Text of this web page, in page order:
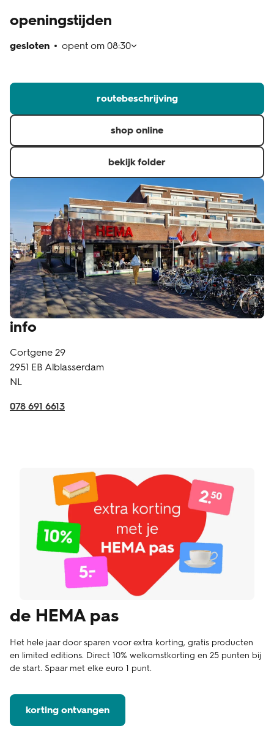
klantenservice
openingstijden
gesloten opent om 08:30
routebeschrijving
shop online
bekijk folder
info
Cortgene 29
2951 EB Alblasserdam
NL
078 691 6613
de HEMA pas
Het hele jaar door sparen voor extra korting, gratis producten
en limited editions. Direct 10% welkomstkorting en 25 punten bij
de start. Spaar met elke euro 1 punt.
korting ontvangen